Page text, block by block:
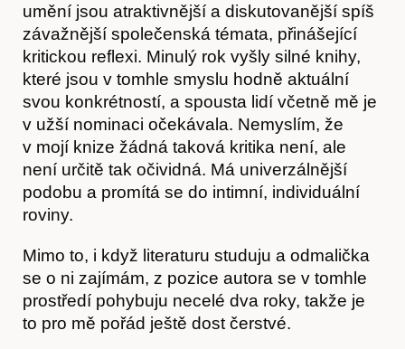
umění jsou atraktivnější a diskutovanější spíš
závažnější společenská témata, přinášející
kritickou reflexi. Minulý rok vyšly silné knihy,
které jsou v tomhle smyslu hodně aktuální
svou konkrétností, a spousta lidí včetně mě je
v užší nominaci očekávala. Nemyslím, že
v mojí knize žádná taková kritika není, ale
není určitě tak očividná. Má univerzálnější
podobu a promítá se do intimní, individuální
roviny.
Mimo to, i když literaturu studuju a odmalička
se o ni zajímám, z pozice autora se v tomhle
prostředí pohybuju necelé dva roky, takže je
to pro mě pořád ještě dost čerstvé.